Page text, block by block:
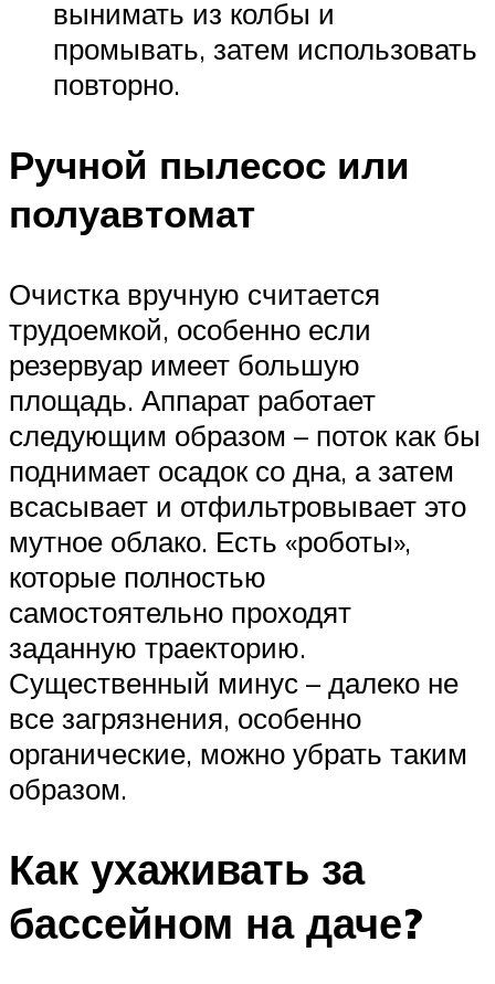
вынимать из колбы и
промывать, затем использовать
повторно.
Ручной пылесос или
полуавтомат
Очистка вручную считается
трудоемкой, особенно если
резервуар имеет большую
площадь. Аппарат работает
следующим образом – поток как бы
поднимает осадок со дна, а затем
всасывает и отфильтровывает это
мутное облако. Есть «роботы»,
которые полностью
самостоятельно проходят
заданную траекторию.
Существенный минус – далеко не
все загрязнения, особенно
органические, можно убрать таким
образом.
Как ухаживать за
бассейном на даче?